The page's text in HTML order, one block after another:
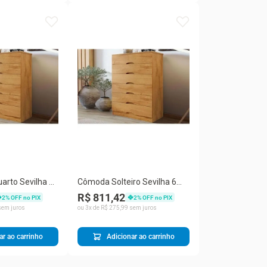
Sevilha C-
- Europa
2% OFF no PIX
juros
ao carrinho
Cômoda Solteiro Sevilha 6
Gavetas MDF-MDP Marrom
Peroba Europa
R$ 811,42 2% OFF no PIX
ou 3x de R$ 275 99 sem juros
Adicionar ao carrinho